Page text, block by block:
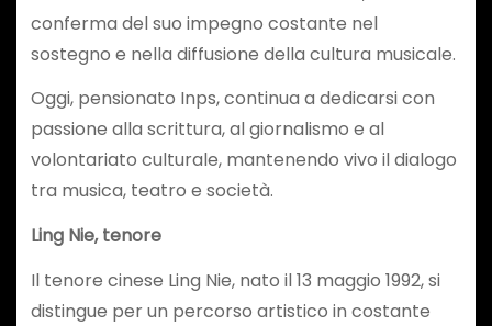
conferma del suo impegno costante nel
sostegno e nella diffusione della cultura musicale.
Oggi, pensionato Inps, continua a dedicarsi con
passione alla scrittura, al giornalismo e al
volontariato culturale, mantenendo vivo il dialogo
tra musica, teatro e società.
Ling Nie, tenore
Il tenore cinese Ling Nie, nato il 13 maggio 1992, si
distingue per un percorso artistico in costante